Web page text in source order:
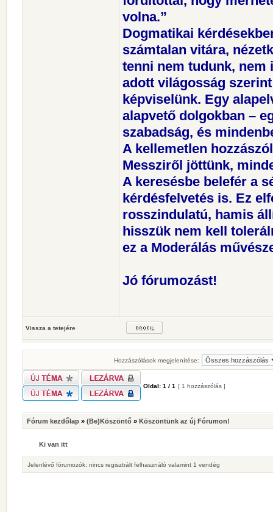
volna.”
Dogmatikai
számtalan vitára,
tenni nem tudunk, nem
adott világosság
képviselünk. Egy
alapvető dolgokban –
szabadság, és
A kellemetlen
Messziről jöttünk,
A keresésbe belefér a
kérdésfelvetés is. Ez
rosszindulatú, hamis
hisszük nem kell
ez a Moderálás
Jó fórumozást!
Vissza a tetejére
Hozzászólások megjelenítése:
Oldal: 1 / 1 [ 1 hozzászólás ]
Fórum kezdőlap » (Be)Köszöntő » Köszöntünk az új Fórumon!
Ki van itt
Jelenlévő fórumozók: nincs regisztrált felhasználó valamint 1 vendég